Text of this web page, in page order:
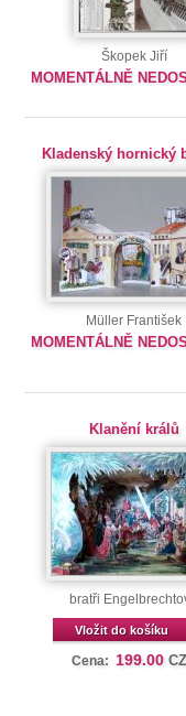
Škopek Jiří
MOMENTÁLNĚ
Kladenský hornický
Müller František
MOMENTÁLNĚ
Klanění králů
bratři
Vložit do košíku
Cena: 199.00